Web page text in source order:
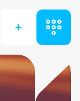
+